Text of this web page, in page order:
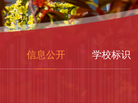
信息公开 学校标识